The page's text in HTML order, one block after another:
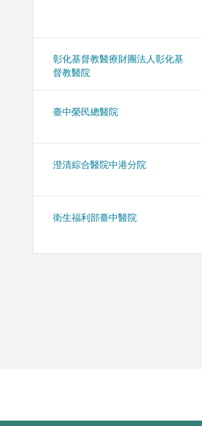
彰化基督教醫療財團法人彰化基
督教醫院
臺中榮民總醫院
澄清綜合醫院中港分院
衛生福利部臺中醫院